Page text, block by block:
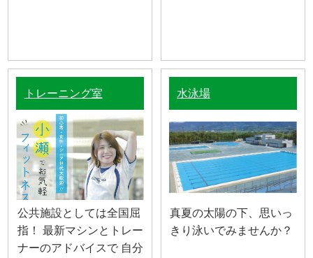
トレーニング室
公共施設としては全国屈
指！ 最新マシンとトレー
ナーのアドバイスで 自分
水泳場
真夏の太陽の下、思いっ
きり泳いでみませんか？